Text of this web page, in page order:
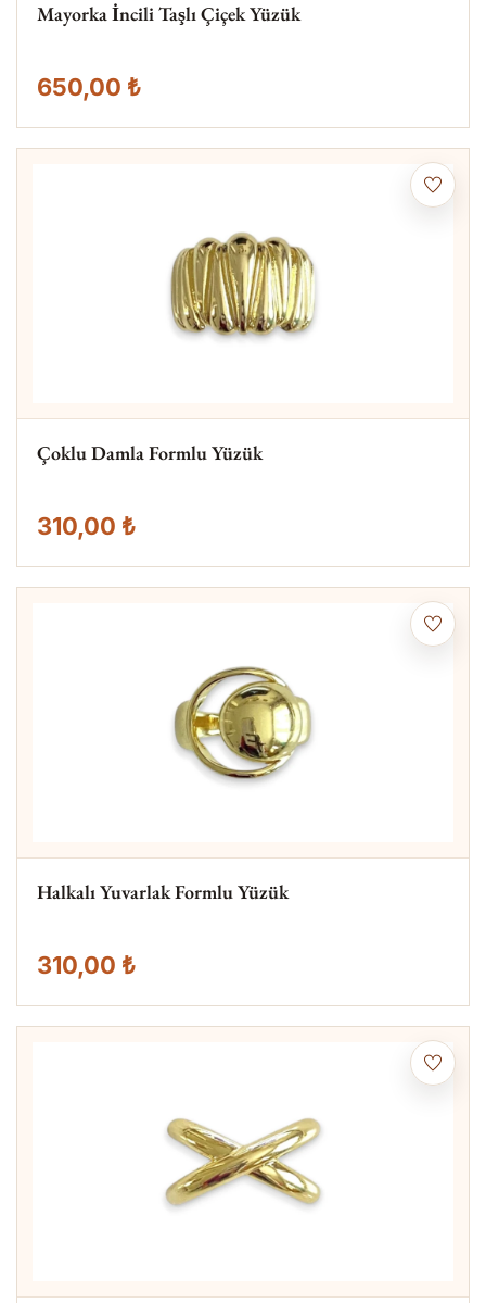
Mayorka İncili Taşlı Çiçek Yüzük
650,00 ₺
Çoklu Damla Formlu Yüzük
310,00 ₺
Halkalı Yuvarlak Formlu Yüzük
310,00 ₺